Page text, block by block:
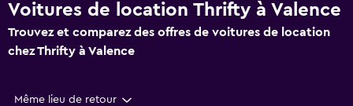
Voitures de location Thrifty à Valence
Trouvez et comparez des offres de voitures de location
chez Thrifty à Valence
Même lieu de retour